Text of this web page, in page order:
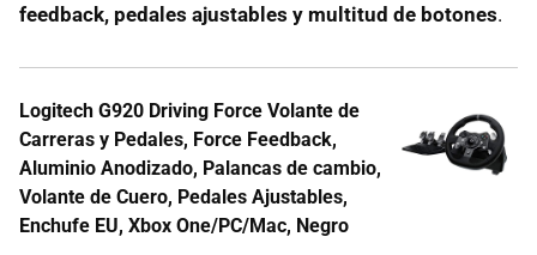
feedback, pedales ajustables y multitud de botones.
Logitech G920 Driving Force Volante de
Carreras y Pedales, Force Feedback,
Aluminio Anodizado, Palancas de cambio,
Volante de Cuero, Pedales Ajustables,
Enchufe EU, Xbox One/PC/Mac, Negro